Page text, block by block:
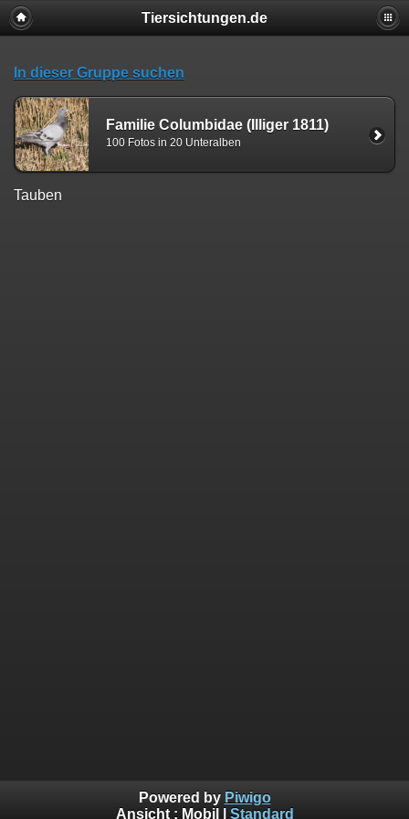
Tiersichtungen.de
In dieser Gruppe suchen
Familie Columbidae (Illiger 1811)
100 Fotos in 20 Unteralben
Tauben
Powered by Piwigo
Ansicht : Mobil Standard